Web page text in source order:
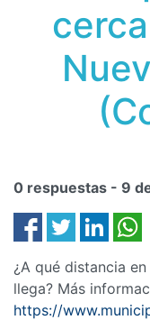
0 respuestas - 9
¿A qué distancia
llega? Más
https://